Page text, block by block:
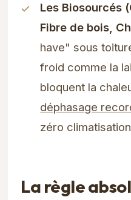
Les Biosourcés
Fibre de bois,
have" sous
froid comme la
bloquent la
déphasage
zéro
La règle